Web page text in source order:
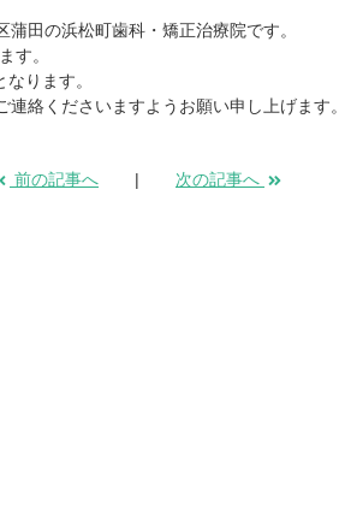
田の浜松町歯科・矯正治療院です。
す。
ります。
絡くださいますようお願い申し上げます。
前の記事へ 次の記事へ